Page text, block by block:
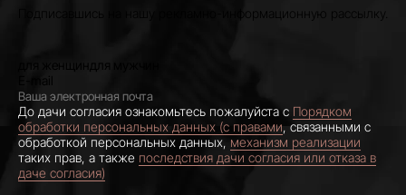
Подписавшись на нашу рекламно-информационную рассылку.
для мужчин
До дачи согласия ознакомьтесь пожалуйста с Порядком
обработки персональных данных (с правами, связанными с
обработкой персональных данных, механизм реализации
таких прав, а также последствия дачи согласия или отказа в
даче согласия)